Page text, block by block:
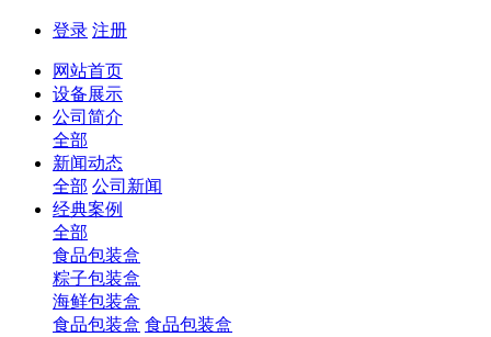
登录 注册
网站首页
设备展示
公司简介
全部
新闻动态
全部 公司新闻
经典案例
全部
食品包装盒
粽子包装盒
海鲜包装盒
食品包装盒 食品包装盒